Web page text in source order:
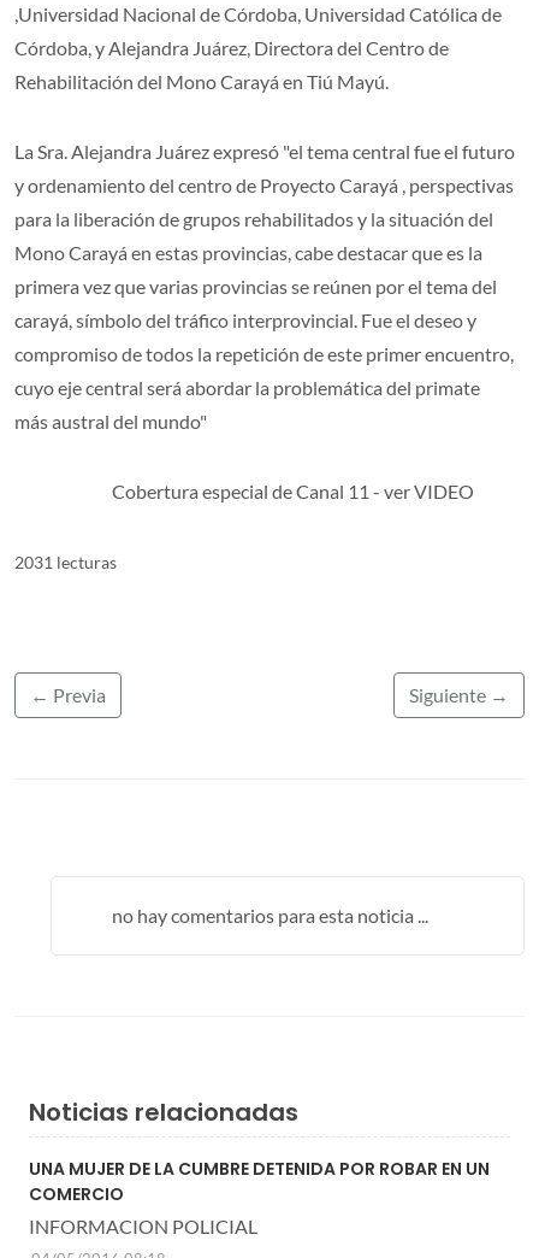
,Universidad Nacional de Córdoba, Universidad Católica de
Córdoba, y Alejandra Juárez, Directora del Centro de
Rehabilitación del Mono Carayá en Tiú Mayú.
La Sra. Alejandra Juárez expresó "el tema central fue el futuro
y ordenamiento del centro de Proyecto Carayá , perspectivas
para la liberación de grupos rehabilitados y la situación del
Mono Carayá en estas provincias, cabe destacar que es la
primera vez que varias provincias se reúnen por el tema del
carayá, símbolo del tráfico interprovincial. Fue el deseo y
compromiso de todos la repetición de este primer encuentro,
cuyo eje central será abordar la problemática del primate
más austral del mundo"
Cobertura especial de Canal 11 - ver VIDEO
2031 lecturas
← Previa Siguiente →
no hay comentarios para esta noticia ...
Noticias relacionadas
UNA MUJER DE LA CUMBRE DETENIDA POR ROBAR EN UN
COMERCIO
INFORMACION POLICIAL